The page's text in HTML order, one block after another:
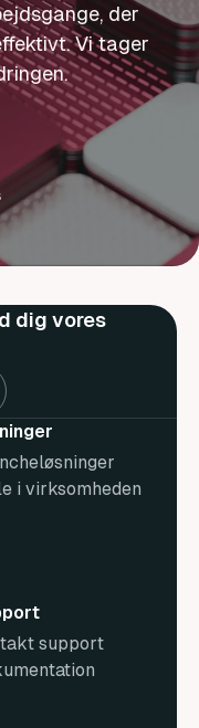
der
Vi tager
dig vores
i virksomheden
support